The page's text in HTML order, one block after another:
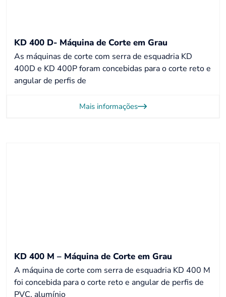
KD 400 D- Máquina de Corte em Grau
As máquinas de corte com serra de esquadria KD
400D e KD 400P foram concebidas para o corte reto e
angular de perfis de
Mais informações
KD 400 M – Máquina de Corte em Grau
A máquina de corte com serra de esquadria KD 400 M
foi concebida para o corte reto e angular de perfis de
PVC, alumínio